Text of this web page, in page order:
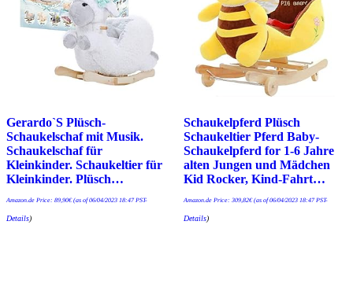
Gerardo`S Plüsch-
Schaukelschaf mit Musik.
Schaukelschaf für
Kleinkinder. Schaukeltier für
Kleinkinder. Plüsch…
Amazon.de Price: 89,90€(as of 06/04/2023 18:47 PST-
Details)
Schaukelpferd Plüsch
Schaukeltier Pferd Baby-
Schaukelpferd for 1-6 Jahre
alten Jungen und Mädchen
Kid Rocker, Kind-Fahrt…
Amazon.de Price: 309,82€(as of 06/04/2023 18:47 PST-
Details)